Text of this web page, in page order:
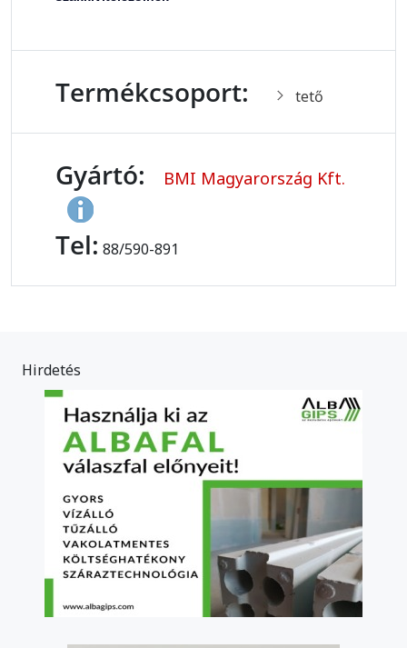
Termékcsoport: tető
Gyártó: BMI Magyarország Kft.
Tel: 88/590-891
Hirdetés